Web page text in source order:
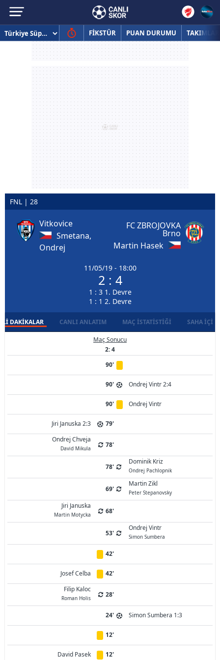
FİKSTÜR PUAN DURUMU TAKIMLAR
FNL | 28
Vitkovice
Smetana,
Ondrej
11/05/19 - 18:00
2 : 4
1 : 3 1. Devre
1 : 1 2. Devre
FC ZBROJOVKA
Brno
Martin Hasek
DAKIKALAR CANLI ANLATIM MAÇ İSTATISTIĞI SAHA İÇI
Maç Sonucu
2: 4
90'
90' Ondrej Vintr 2:4
90' Ondrej Vintr
Jiri Januska 2:3
79'
Ondrej Chveja
David Mikula 78'
78'
Dominik Kriz
Ondrej Pachlopnik
69'
Martin Zikl
Peter Stepanovsky
Jiri Januska
Martin Motycka 68'
53'
Ondrej Vintr
Simon Sumbera
42'
Josef Celba
42'
Filip Kaloc
Roman Holis 28'
24' Simon Sumbera 1:3
12'
David Pasek 12'